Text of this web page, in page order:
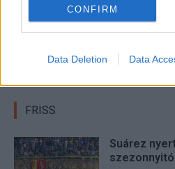
related to security, including
functionality and fraud
user protection.
CONFIRM
Data Deletion Data
FRISS
Suárez